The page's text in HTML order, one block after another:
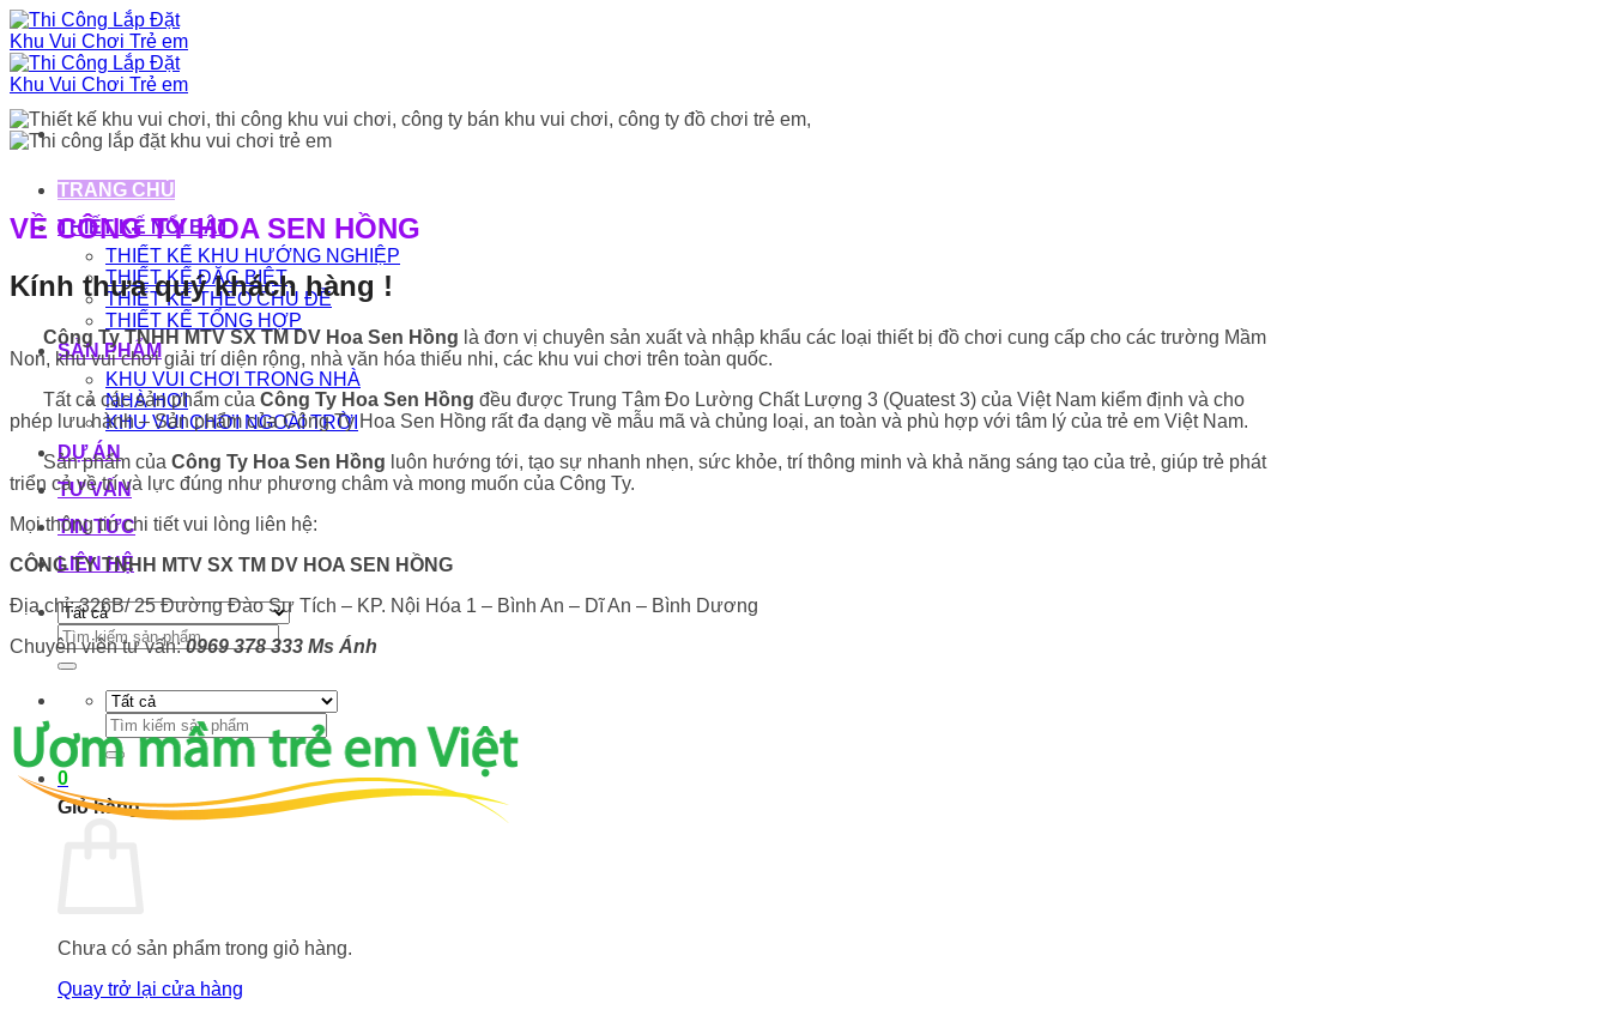
Bỏ
qua
nội
dung
TRANG CHỦ
THIẾT KẾ NỔI BẬT
THIẾT KẾ KHU HƯỚNG NGHIỆP
THIẾT KẾ ĐẶC BIỆT
THIẾT KẾ THEO CHỦ ĐỀ
THIẾT KẾ TỔNG HỢP
SẢN PHẨM
KHU VUI CHƠI TRONG NHÀ
NHÀ HƠI
KHU VUI CHƠI NGOÀI TRỜI
DỰ ÁN
TƯ VẤN
TIN TỨC
LIÊN HỆ
Tìm
kiếm:
Tìm
kiếm:
0
Giỏ hàng
Chưa có sản phẩm trong giỏ hàng.
Quay trở lại cửa hàng
VỀ CÔNG TY HOA SEN HỒNG
Kính thưa quý khách hàng !
Công Ty TNHH MTV SX TM DV Hoa Sen Hồng là đơn vị chuyên sản xuất và nhập khẩu các loại thiết bị đồ chơi cung cấp cho các trường Mầm
Non, khu vui chơi giải trí diện rộng, nhà văn hóa thiếu nhi, các khu vui chơi trên toàn quốc.
Tất cả các sản phẩm của Công Ty Hoa Sen Hồng đều được Trung Tâm Đo Lường Chất Lượng 3 (Quatest 3) của Việt Nam kiểm định và cho
phép lưu hành – Sản phẩm của Công Ty Hoa Sen Hồng rất đa dạng về mẫu mã và chủng loại, an toàn và phù hợp với tâm lý của trẻ em Việt Nam.
Sản phẩm của Công Ty Hoa Sen Hồng luôn hướng tới, tạo sự nhanh nhẹn, sức khỏe, trí thông minh và khả năng sáng tạo của trẻ, giúp trẻ phát
triển cả về trí và lực đúng như phương châm và mong muốn của Công Ty.
Mọi thông tin chi tiết vui lòng liên hệ:
CÔNG TY TNHH MTV SX TM DV HOA SEN HỒNG
Địa chỉ: 326B/ 25 Đường Đào Sư Tích – KP. Nội Hóa 1 – Bình An – Dĩ An – Bình Dương
Chuyên viên tư vấn:0969 378 333 Ms Ánh